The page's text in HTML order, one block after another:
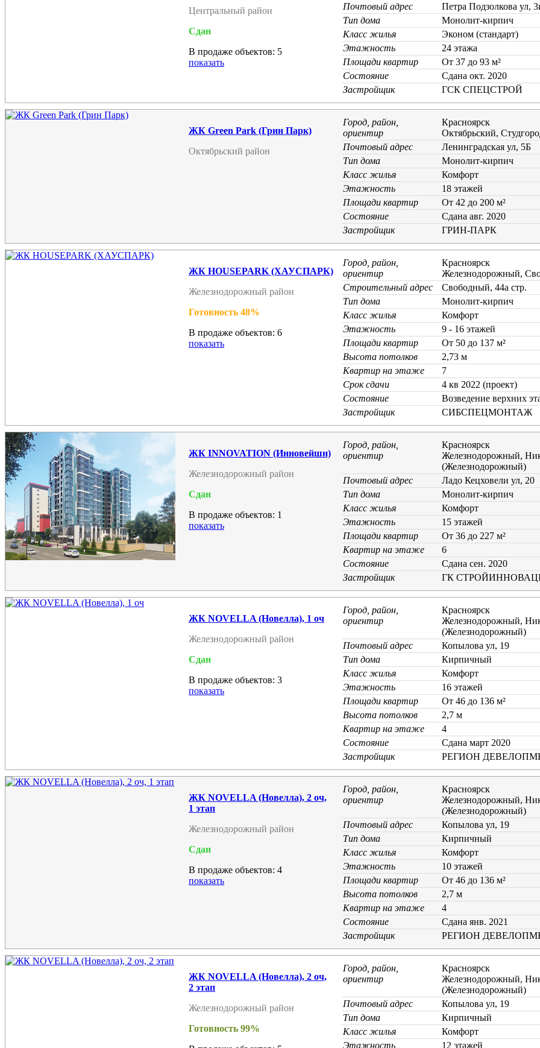
Центральный район
Сдан
В продаже объектов: 5
показать
Почтовый адрес
Петра Подзолкова ул,
Тип дома
Монолит-кирпич
Класс жилья
Эконом (стандарт)
Этажность
24 этажа
Площади квартир
От 37 до 93 м²
Состояние
Cдана окт. 2020
Застройщик
ГСК СПЕЦСТРОЙ
ЖК Green Park (Грин Парк)
Октябрьский район
Город, район,
ориентир
Красноярск
Октябрьский,
Почтовый адрес
Ленинградская ул, 5Б
Тип дома
Монолит-кирпич
Класс жилья
Комфорт
Этажность
18 этажей
Площади квартир
От 42 до 200 м²
Состояние
Cдана авг. 2020
Застройщик
ГРИН-ПАРК
ЖК HOUSEPARK (ХАУСПАРК)
Железнодорожный район
Готовность 48%
В продаже объектов: 6
показать
Город, район,
ориентир
Красноярск
Железнодорожный,
Строительный адрес
Свободный, 44а стр.
Тип дома
Монолит-кирпич
Класс жилья
Комфорт
Этажность
9 - 16 этажей
Площади квартир
От 50 до 137 м²
Высота потолков
2,73 м
Квартир на этаже
7
Срок сдачи
4 кв 2022 (проект)
Состояние
Возведение верхних
Застройщик
СИБСПЕЦМОНТАЖ
ЖК INNOVATION (Инновейшн)
Железнодорожный район
Сдан
В продаже объектов: 1
показать
Город, район,
ориентир
Красноярск
Железнодорожный,
(Железнодорожный)
Почтовый адрес
Ладо Кецховели ул, 20
Тип дома
Монолит-кирпич
Класс жилья
Комфорт
Этажность
15 этажей
Площади квартир
От 36 до 227 м²
Квартир на этаже
6
Состояние
Cдана сен. 2020
Застройщик
ГК
ЖК NOVELLA (Новелла), 1 оч
Железнодорожный район
Сдан
В продаже объектов: 3
показать
Город, район,
ориентир
Красноярск
Железнодорожный,
(Железнодорожный)
Почтовый адрес
Копылова ул, 19
Тип дома
Кирпичный
Класс жилья
Комфорт
Этажность
16 этажей
Площади квартир
От 46 до 136 м²
Высота потолков
2,7 м
Квартир на этаже
4
Состояние
Cдана март 2020
Застройщик
РЕГИОН
ЖК NOVELLA (Новелла), 2 оч,
1 этап
Железнодорожный район
Сдан
В продаже объектов: 4
показать
Город, район,
ориентир
Красноярск
Железнодорожный,
(Железнодорожный)
Почтовый адрес
Копылова ул, 19
Тип дома
Кирпичный
Класс жилья
Комфорт
Этажность
10 этажей
Площади квартир
От 46 до 136 м²
Высота потолков
2,7 м
Квартир на этаже
4
Состояние
Cдана янв. 2021
Застройщик
РЕГИОН
ЖК NOVELLA (Новелла), 2 оч,
2 этап
Железнодорожный район
Готовность 99%
Город, район,
ориентир
Красноярск
Железнодорожный,
(Железнодорожный)
Почтовый адрес
Копылова ул, 19
Тип дома
Кирпичный
Класс жилья
Комфорт
Этажность
12 этажей